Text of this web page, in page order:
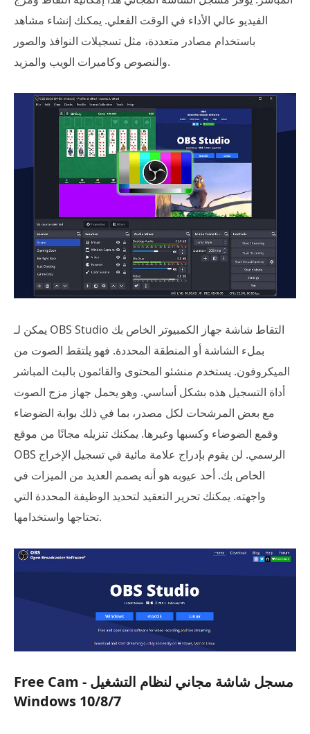
الفيديو عالي الأداء في الوقت الفعلي. يمكنك إنشاء مشاهد
باستخدام مصادر متعددة، مثل تسجيلات النوافذ والصور
والنصوص وكاميرات الويب والمزيد.
يمكن لـ OBS Studio التقاط شاشة جهاز الكمبيوتر الخاص بك
بملء الشاشة أو المنطقة المحددة. فهو يلتقط الصوت من
الميكروفون. يستخدم منشئو المحتوى والقائمون بالبث المباشر
أداة التسجيل هذه بشكل أساسي. وهو يحمل جهاز مزج الصوت
مع بعض المرشحات لكل مصدر، بما في ذلك بوابة الضوضاء
وقمع الضوضاء وكسبها وغيرها. يمكنك تنزيله مجانًا من موقع
OBS الرسمي. لن يقوم بإدراج علامة مائية في تسجيل الإخراج
الخاص بك. أحد عيوبه هو أنه يصمم العديد من الميزات في
واجهته. يمكنك تحرير التعقيد لتحديد الوظيفة المحددة التي
تحتاجها واستخدامها.
Free Cam - مسجل شاشة مجاني لنظام التشغيل
Windows 10/8/7